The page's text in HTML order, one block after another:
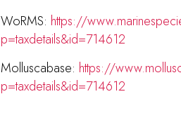
WoRMS: https://
p=taxdetails&id=714612
Molluscabase: https://
p=taxdetails&id=714612